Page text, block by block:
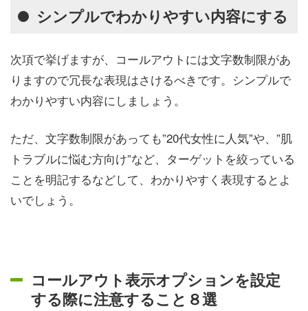
シンプルでわかりやすい内容にする
次項で挙げますが、コールアウトには文字数制限があ
りますので冗長な表現はさけるべきです。シンプルで
わかりやすい内容にしましょう。
ただ、文字数制限があっても”20代女性に人気”や、”肌
トラブルに悩む方向け”など、ターゲットを絞っている
ことを明記するなどして、わかりやすく表現するとよ
いでしょう。
コールアウト表示オプションを設定
する際に注意すること８選